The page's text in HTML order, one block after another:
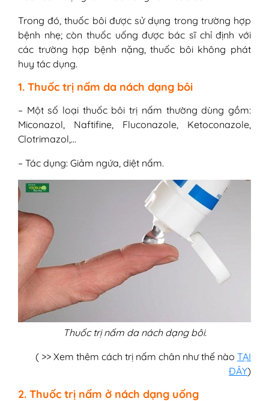
Trong đó, thuốc bôi được sử dụng trong trường hợp
bệnh nhẹ; còn thuốc uống được bác sĩ chỉ định với
các trường hợp bệnh nặng, thuốc bôi không phát
huy tác dụng.
1. Thuốc trị nấm da nách dạng bôi
– Một số loại thuốc bôi trị nấm thường dùng gồm:
Miconazol, Naftifine, Fluconazole, Ketoconazole,
Clotrimazol,…
– Tác dụng: Giảm ngứa, diệt nấm.
Thuốc trị nấm da nách dạng bôi.
( >> Xem thêm cách trị nấm chân như thế nào TẠI
ĐÂY)
2. Thuốc trị nấm ở nách dạng uống